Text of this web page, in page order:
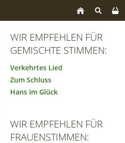
WIR EMPFEHLEN FÜR
GEMISCHTE STIMMEN:
Verkehrtes Lied
Zum Schluss
Hans im Glück
WIR EMPFEHLEN FÜR
FRAUENSTIMMEN: